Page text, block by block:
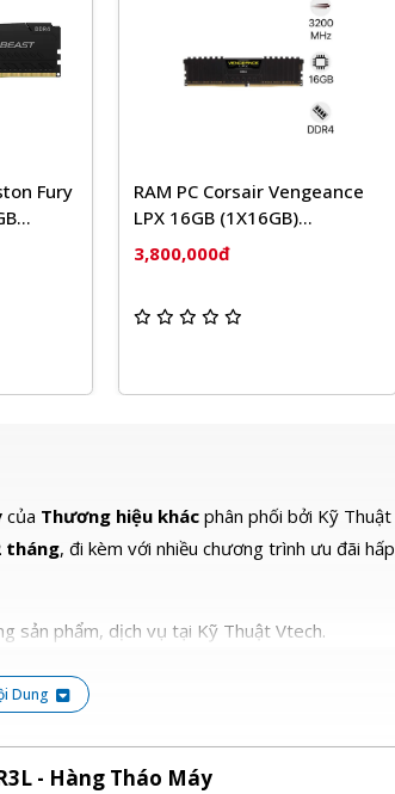
Fury
RAM PC Corsair Vengeance
LPX 16GB (1X16GB)
3200MHz DDR4 C16
3,800,000đ
của Thương hiệu khácphân phối bởi Kỹ Thuật
tháng, đi kèm với nhiều chương trình ưu đãi hấp
sản phẩm, dịch vụ tại Kỹ Thuật Vtech.
Dung
- Hàng Tháo Máy